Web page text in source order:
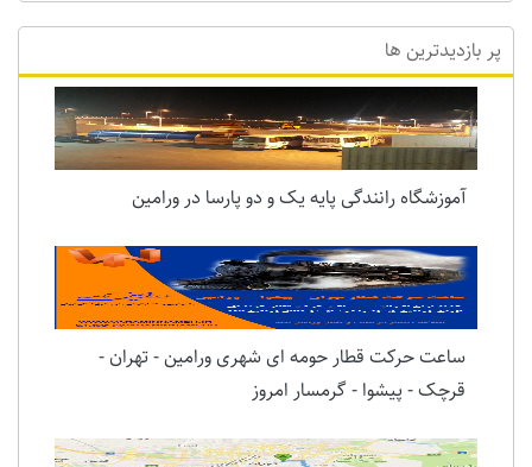
پر بازدیدترین ها
آموزشگاه رانندگی پایه یک و دو پارسا در ورامین
ساعت حرکت قطار حومه ای شهری ورامین - تهران -
قرچک - پیشوا - گرمسار امروز